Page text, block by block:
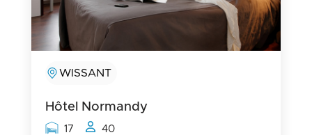
WISSANT
Hôtel Normandy
Rooms capacity
17 People capacity
40